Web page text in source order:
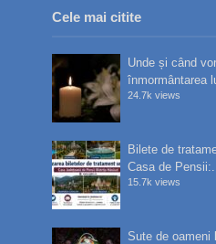
Cele mai citite
Unde și când
înmormântarea
24.7k views
Bilete de
Casa de Pensii:...
15.7k views
Sute de oameni